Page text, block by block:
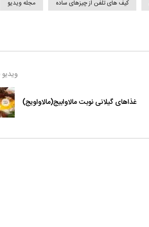
کیف های تلفن از چیزهای ساده
مجله ویدیو
غذاهای گیلانی نوبت مالاوابیج(مالاواویج)